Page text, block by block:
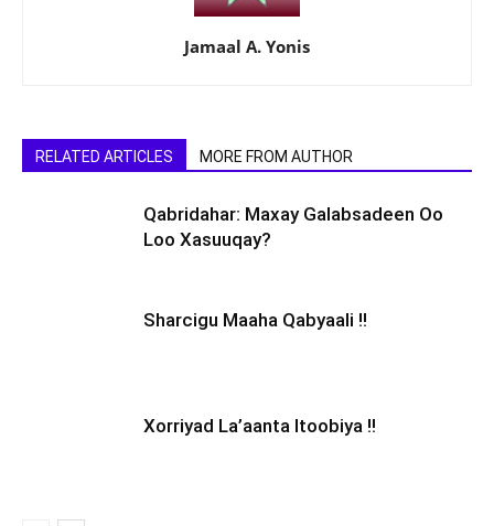
Jamaal A. Yonis
RELATED ARTICLES MORE FROM AUTHOR
Qabridahar: Maxay Galabsadeen Oo
Loo Xasuuqay?
Sharcigu Maaha Qabyaali !!
Xorriyad La’aanta Itoobiya !!